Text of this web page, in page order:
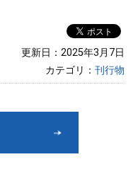
更新日：2025年3月7日
カテゴリ： 刊行物